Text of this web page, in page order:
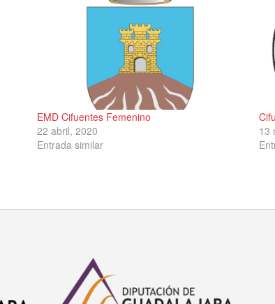
EMD Cifuentes Femenino
22 abril, 2020
Entrada similar
13